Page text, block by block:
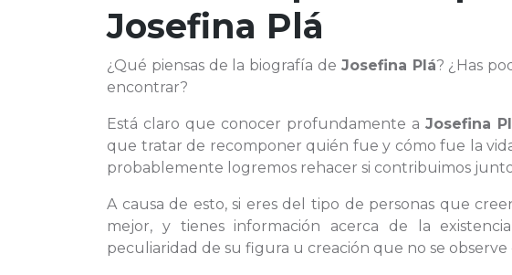
Josefina Plá
¿Qué piensas de la biografía de Josefina Plá? ¿Has
encontrar?
Está claro que conocer profundamente aJosefina
que tratar de recomponer quién fue y cómo fue la
probablemente logremos rehacer si contribuimos
A causa de esto, si eres del tipo de personas que
mejor, y tienes información acerca de la
peculiaridad de su figura u creación que no se